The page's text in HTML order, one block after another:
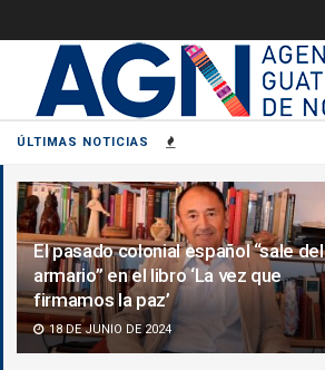
ÚLTIMAS NOTICIAS
El pasado colonial español “sale del
armario” en el libro ‘La vez que
firmamos la paz’
18 DE JUNIO DE 2024